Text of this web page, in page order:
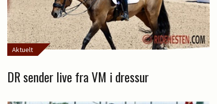
Aktuelt
DR sender live fra VM i dressur